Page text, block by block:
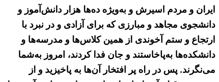
ایران و مردم اسیرش و به‌ویژه ده‌ها هزار دانش‌آموز و
دانشجوی مجاهد و مبارزی که برای آزادی و در نبرد با
ارتجاع و ستم آخوندی از همین کلاس‌ها و مدرسه‌ها و
دانشکده‌ها به‌پاخاستند و جان فدا کردند، امروز به‌شما
می‌نگرند. پس در راه پر افتخار آن‌ها به پاخیزید و از